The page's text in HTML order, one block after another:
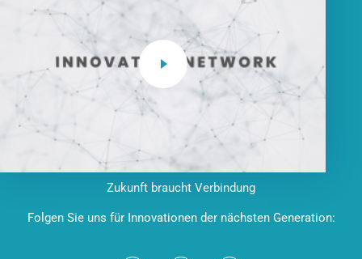
Zukunft braucht Verbindung
Folgen Sie uns für Innovationen der nächsten Generation: